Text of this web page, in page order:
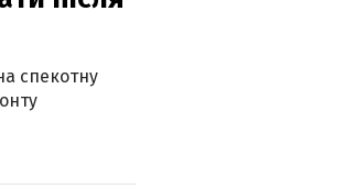
спекотну